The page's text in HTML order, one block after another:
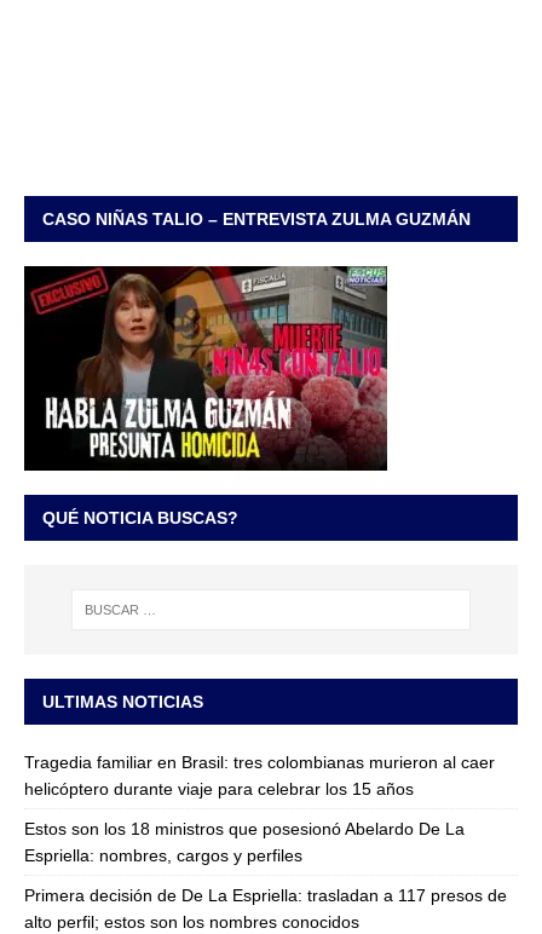
CASO NIÑAS TALIO – ENTREVISTA ZULMA GUZMÁN
QUÉ NOTICIA BUSCAS?
ULTIMAS NOTICIAS
Tragedia familiar en Brasil: tres colombianas murieron al caer
helicóptero durante viaje para celebrar los 15 años
Estos son los 18 ministros que posesionó Abelardo De La
Espriella: nombres, cargos y perfiles
Primera decisión de De La Espriella: trasladan a 117 presos de
alto perfil; estos son los nombres conocidos